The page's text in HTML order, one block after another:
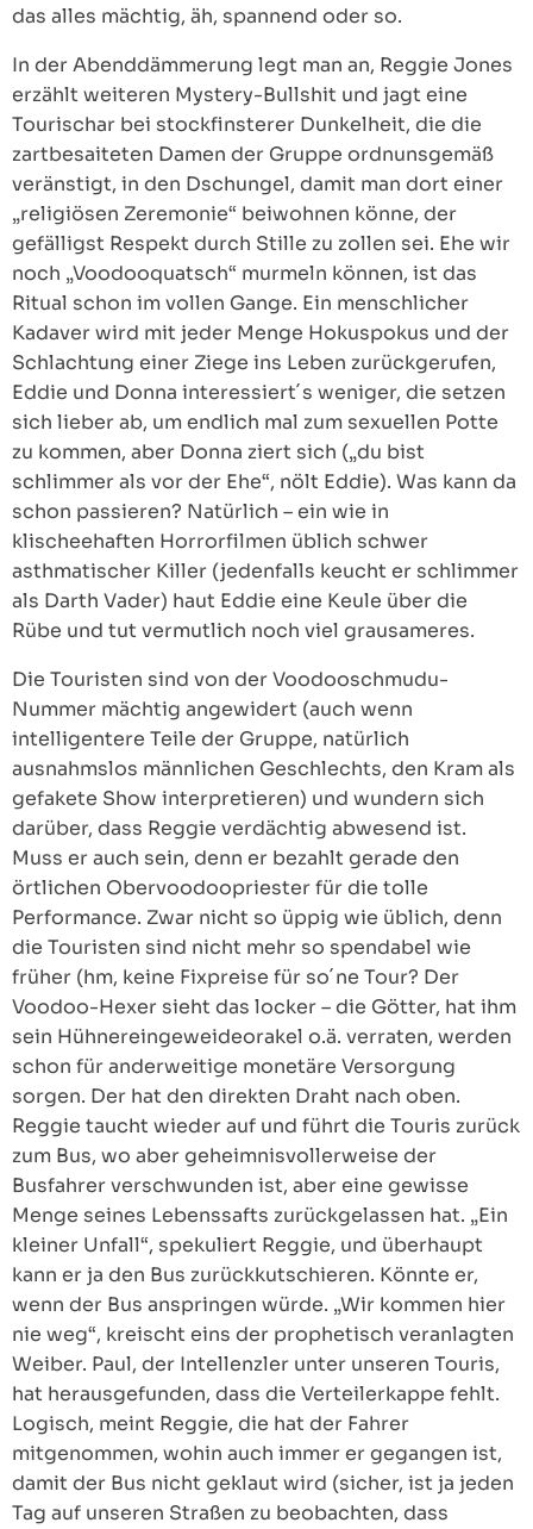
das alles mächtig, äh, spannend oder so.
In der Abenddämmerung legt man an, Reggie Jones
erzählt weiteren Mystery-Bullshit und jagt eine
Tourischar bei stockfinsterer Dunkelheit, die die
zartbesaiteten Damen der Gruppe ordnunsgemäß
veränstigt, in den Dschungel, damit man dort einer
„religiösen Zeremonie“ beiwohnen könne, der
gefälligst Respekt durch Stille zu zollen sei. Ehe wir
noch „Voodooquatsch“ murmeln können, ist das
Ritual schon im vollen Gange. Ein menschlicher
Kadaver wird mit jeder Menge Hokuspokus und der
Schlachtung einer Ziege ins Leben zurückgerufen,
Eddie und Donna interessiert´s weniger, die setzen
sich lieber ab, um endlich mal zum sexuellen Potte
zu kommen, aber Donna ziert sich („du bist
schlimmer als vor der Ehe“, nölt Eddie). Was kann da
schon passieren? Natürlich – ein wie in
klischeehaften Horrorfilmen üblich schwer
asthmatischer Killer (jedenfalls keucht er schlimmer
als Darth Vader) haut Eddie eine Keule über die
Rübe und tut vermutlich noch viel grausameres.
Die Touristen sind von der Voodooschmudu-
Nummer mächtig angewidert (auch wenn
intelligentere Teile der Gruppe, natürlich
ausnahmslos männlichen Geschlechts, den Kram als
gefakete Show interpretieren) und wundern sich
darüber, dass Reggie verdächtig abwesend ist.
Muss er auch sein, denn er bezahlt gerade den
örtlichen Obervoodoopriester für die tolle
Performance. Zwar nicht so üppig wie üblich, denn
die Touristen sind nicht mehr so spendabel wie
früher (hm, keine Fixpreise für so´ne Tour? Der
Voodoo-Hexer sieht das locker – die Götter, hat ihm
sein Hühnereingeweideorakel o.ä. verraten, werden
schon für anderweitige monetäre Versorgung
sorgen. Der hat den direkten Draht nach oben.
Reggie taucht wieder auf und führt die Touris zurück
zum Bus, wo aber geheimnisvollerweise der
Busfahrer verschwunden ist, aber eine gewisse
Menge seines Lebenssafts zurückgelassen hat. „Ein
kleiner Unfall“, spekuliert Reggie, und überhaupt
kann er ja den Bus zurückkutschieren. Könnte er,
wenn der Bus anspringen würde. „Wir kommen hier
nie weg“, kreischt eins der prophetisch veranlagten
Weiber. Paul, der Intellenzler unter unseren Touris,
hat herausgefunden, dass die Verteilerkappe fehlt.
Logisch, meint Reggie, die hat der Fahrer
mitgenommen, wohin auch immer er gegangen ist,
damit der Bus nicht geklaut wird (sicher, ist ja jeden
Tag auf unseren Straßen zu beobachten, dass